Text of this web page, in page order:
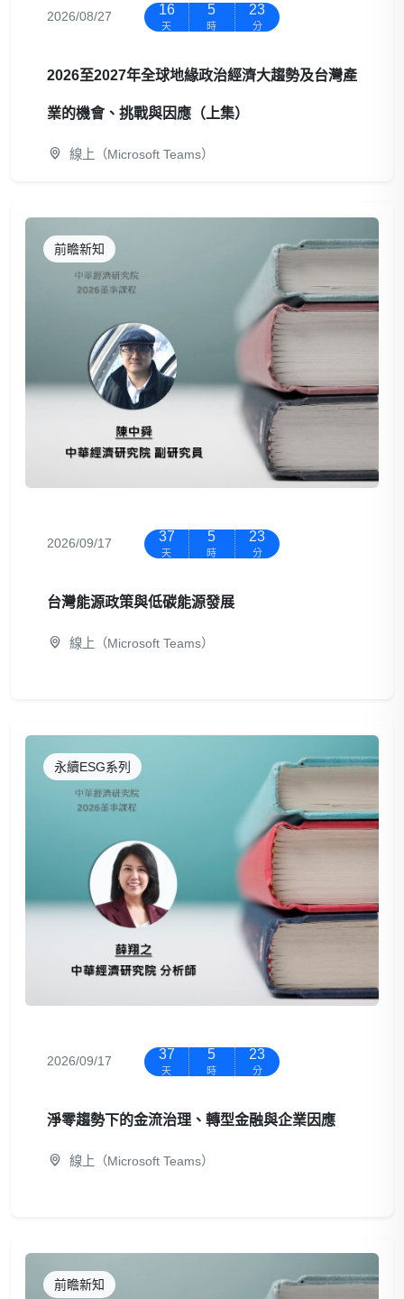
2026/08/27 16
天
5
時
23
分
2026至2027年全球地緣政治經濟大趨勢及台灣產
業的機會、挑戰與因應（上集）
線上（Microsoft Teams）
前瞻新知
2026/09/17 37
天
5
時
23
分
台灣能源政策與低碳能源發展
線上（Microsoft Teams）
永續ESG系列
2026/09/17 37
天
5
時
23
分
淨零趨勢下的金流治理、轉型金融與企業因應
線上（Microsoft Teams）
前瞻新知